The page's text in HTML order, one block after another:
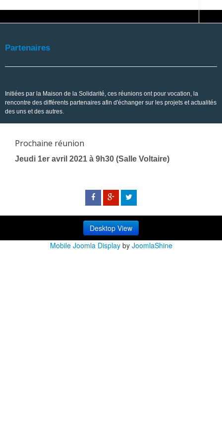
Partenaires
Initiées par la Maison de la Solidarité, ces réunions ont pour vocation, la
rencontre des différents partenaires afin d'échanger sur les projets et actualités
des uns et des autres.
Prochaine réunion
Jeudi 1er avril 2021 à 9h30 (Salle Voltaire)
Desktop View
Mobile Joomla Displayby JoomlaShine